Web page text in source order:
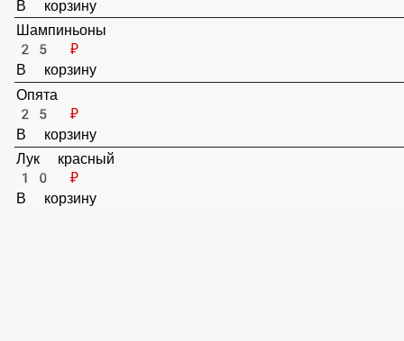
Маринованные огурцы
25 ₽
В корзину
Корейская морковка
25 ₽
В корзину
Шампиньоны
25 ₽
В корзину